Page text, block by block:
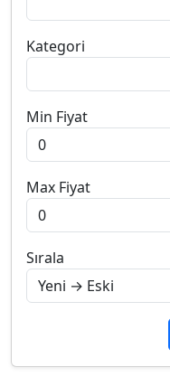
Kategori
Min Fiyat
Max Fiyat
Sırala